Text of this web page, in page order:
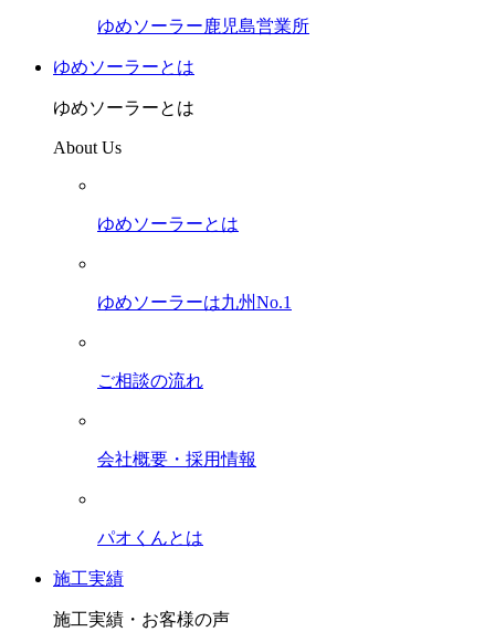
ゆめソーラー鹿児島営業所
ゆめソーラーとは
ゆめソーラーとは
About Us
ゆめソーラーとは
ゆめソーラーは九州No.1
ご相談の流れ
会社概要・採用情報
パオくんとは
施工実績
施工実績・お客様の声